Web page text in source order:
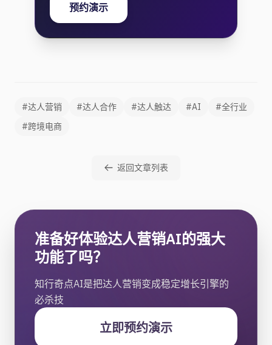
预约演示
#达人营销 #达人合作 #达人触达 #AI
#全行业
#跨境电商
返回文章列表
准备好体验达人营销AI的强大
功能了吗？
知行奇点AI是把达人营销变成稳定增长引擎的
必杀技
立即预约演示